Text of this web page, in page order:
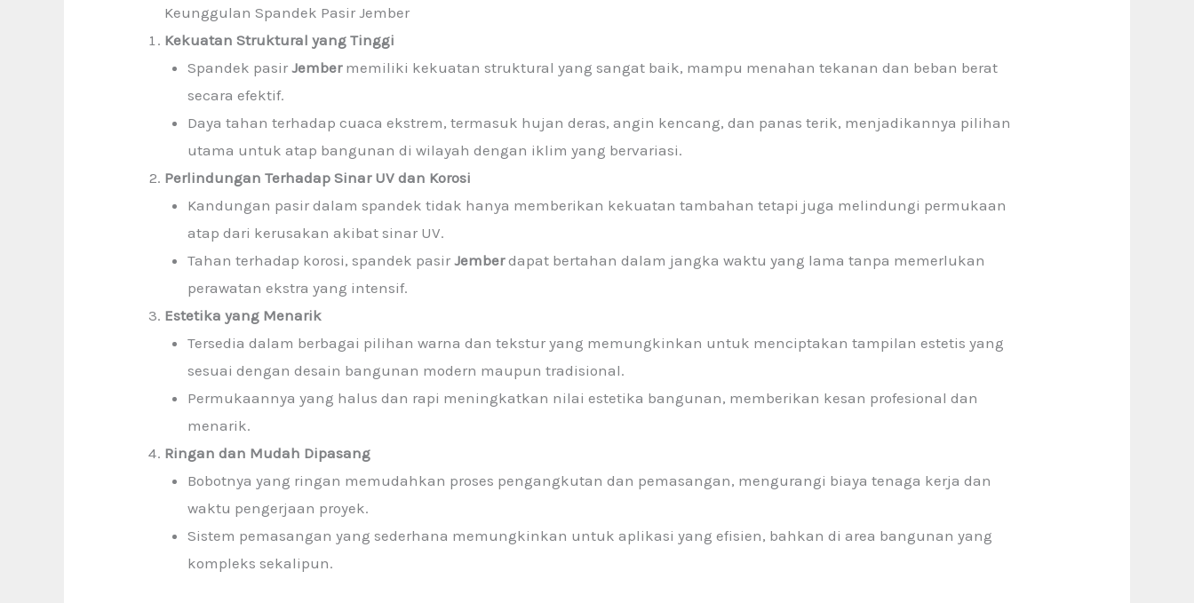
Keunggulan Spandek Pasir Jember
Kekuatan Struktural yang Tinggi
Spandek pasir Jember memiliki kekuatan struktural yang sangat baik, mampu menahan tekanan dan beban berat
secara efektif.
Daya tahan terhadap cuaca ekstrem, termasuk hujan deras, angin kencang, dan panas terik, menjadikannya pilihan
utama untuk atap bangunan di wilayah dengan iklim yang bervariasi.
Perlindungan Terhadap Sinar UV dan Korosi
Kandungan pasir dalam spandek tidak hanya memberikan kekuatan tambahan tetapi juga melindungi permukaan
atap dari kerusakan akibat sinar UV.
Tahan terhadap korosi, spandek pasir Jemberdapat bertahan dalam jangka waktu yang lama tanpa memerlukan
perawatan ekstra yang intensif.
Estetika yang Menarik
Tersedia dalam berbagai pilihan warna dan tekstur yang memungkinkan untuk menciptakan tampilan estetis yang
sesuai dengan desain bangunan modern maupun tradisional.
Permukaannya yang halus dan rapi meningkatkan nilai estetika bangunan, memberikan kesan profesional dan
menarik.
Ringan dan Mudah Dipasang
Bobotnya yang ringan memudahkan proses pengangkutan dan pemasangan, mengurangi biaya tenaga kerja dan
waktu pengerjaan proyek.
Sistem pemasangan yang sederhana memungkinkan untuk aplikasi yang efisien, bahkan di area bangunan yang
kompleks sekalipun.